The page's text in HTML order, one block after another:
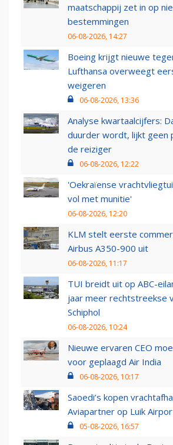
maatschappij zet in op
bestemmingen
06-08-2026, 14:27
Boeing krijgt nieuwe
Lufthansa overweegt
weigeren
06-08-2026, 13:36
Analyse kwartaalcijfers:
duurder wordt, lijkt geen
de reiziger
06-08-2026, 12:22
'Oekraïense
vol met munitie'
06-08-2026, 12:20
KLM stelt eerste
Airbus A350-900 uit
06-08-2026, 11:17
TUI breidt uit op ABC-
jaar meer rechtstreekse
Schiphol
06-08-2026, 10:24
Nieuwe ervaren CEO
voor geplaagd Air India
06-08-2026, 10:17
Saoedi’s kopen
Aviapartner op Luik
05-08-2026, 16:57